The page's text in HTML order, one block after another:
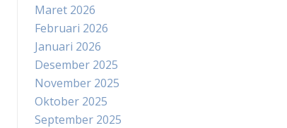
Maret 2026
Februari 2026
Januari 2026
Desember 2025
November 2025
Oktober 2025
September 2025